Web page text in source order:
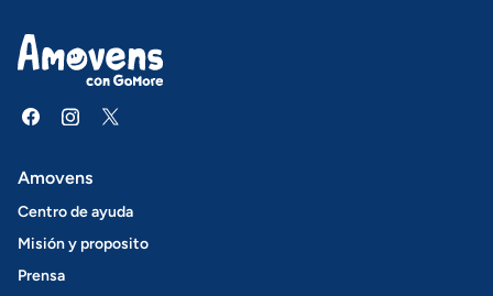
Amovens
Centro de ayuda
Misión y proposito
Prensa